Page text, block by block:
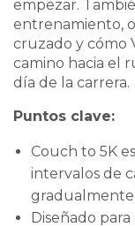
empezar.
entrenamiento,
cruzado y cómo
camino hacia el
día de la carrera.
Puntos clave:
Couch to 5K
intervalos de
gradualmente
Diseñado